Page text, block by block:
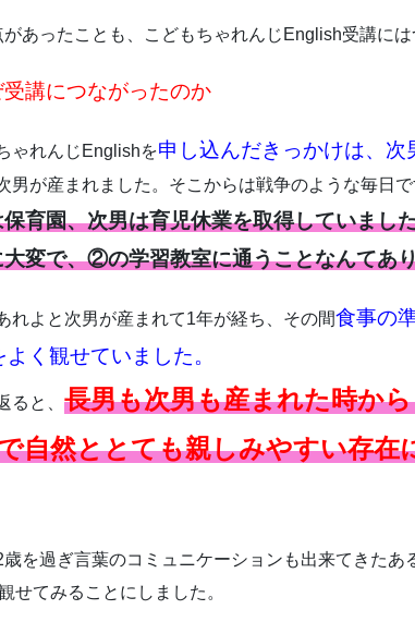
があったことも、こどもちゃれんじEnglish受講には
受講につながったのか
ゃれんじEnglishを申し込んだきっかけは、次
男が産まれました。そこからは戦争のような毎日で
育園、次男は育児休業を取得していまし
大変で、②の学習教室に通うことなんてあ
れよと次男が産まれて1年が経ち、その間食事の
く観せていました。
ると、 長男も次男も産まれた時か
自然ととても親しみやすい存在
歳を過ぎ言葉のコミュニケーションも出来てきた
せてみることにしました。